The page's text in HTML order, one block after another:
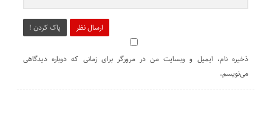
ارسال نظر پاک کردن !
ذخیره نام، ایمیل و وبسایت من در مرورگر برای زمانی که دوباره دیدگاهی
می‌نویسم.